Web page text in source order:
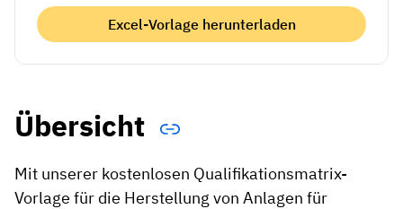
Excel-Vorlage herunterladen
Übersicht
Mit unserer kostenlosen Qualifikationsmatrix-
Vorlage für die Herstellung von Anlagen für